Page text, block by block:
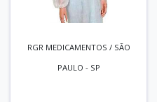
RGR MEDICAMENTOS / SÃO
PAULO - SP